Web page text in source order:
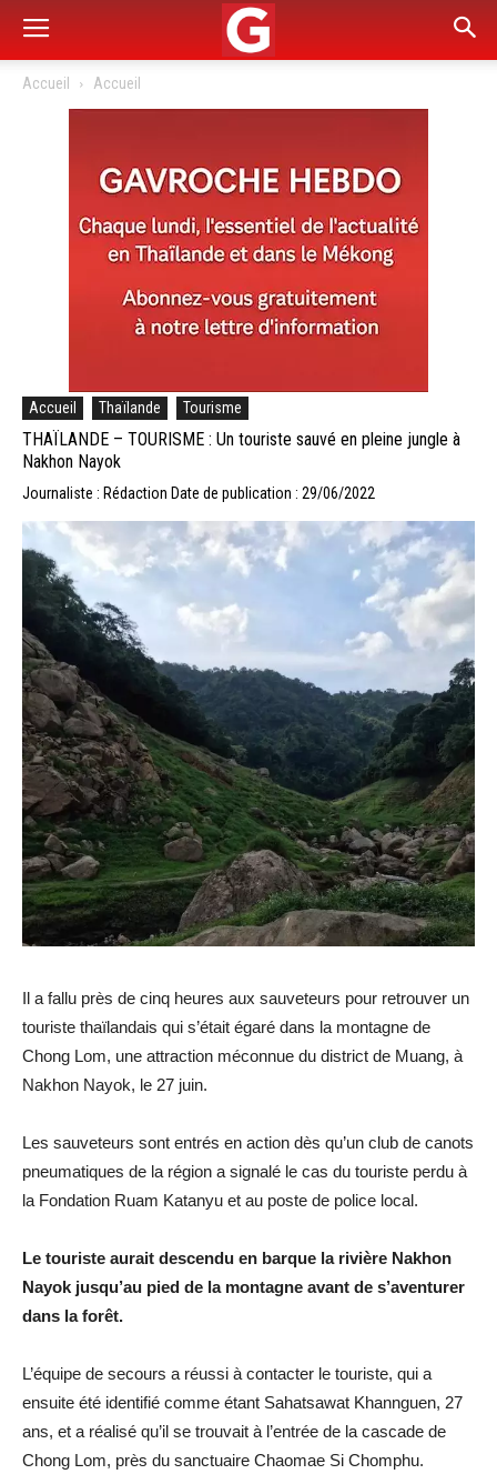
Accueil Accueil
Accueil Thaïlande Tourisme
THAÏLANDE – TOURISME : Un touriste sauvé en pleine jungle à
Nakhon Nayok
Journaliste : Rédaction Date de publication : 29/06/2022
Il a fallu près de cinq heures aux sauveteurs pour retrouver un
touriste thaïlandais qui s’était égaré dans la montagne de
Chong Lom, une attraction méconnue du district de Muang, à
Nakhon Nayok, le 27 juin.
Les sauveteurs sont entrés en action dès qu’un club de canots
pneumatiques de la région a signalé le cas du touriste perdu à
la Fondation Ruam Katanyu et au poste de police local.
Le touriste aurait descendu en barque la rivière Nakhon
Nayok jusqu’au pied de la montagne avant de s’aventurer
dans la forêt.
L’équipe de secours a réussi à contacter le touriste, qui a
ensuite été identifié comme étant Sahatsawat Khannguen, 27
ans, et a réalisé qu’il se trouvait à l’entrée de la cascade de
Chong Lom, près du sanctuaire Chaomae Si Chomphu.